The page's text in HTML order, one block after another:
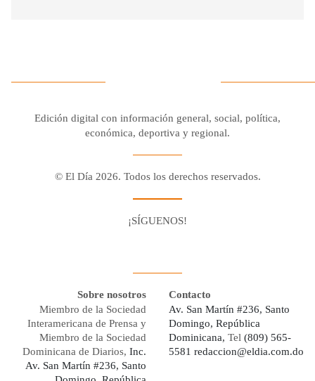
Edición digital con información general, social, política,
económica, deportiva y regional.
© El Día 2026. Todos los derechos reservados.
¡SÍGUENOS!
Sobre nosotros
Miembro de la Sociedad
Interamericana de Prensa y
Miembro de la Sociedad
Dominicana de Diarios, Inc.
Av. San Martín #236, Santo
Contacto
Av. San Martín #236, Santo
Domingo, República
Dominicana, Tel (809) 565-
5581 redaccion@eldia.com.do